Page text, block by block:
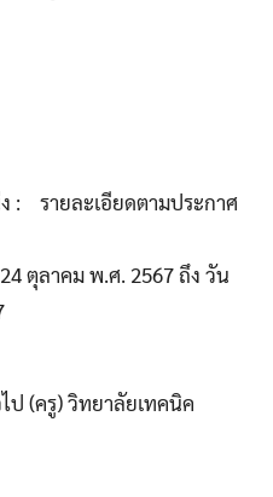
: รายละเอียดตามประกาศ
ตุลาคม พ.ศ. 2567 ถึง วัน
(ครู) วิทยาลัยเทคนิค